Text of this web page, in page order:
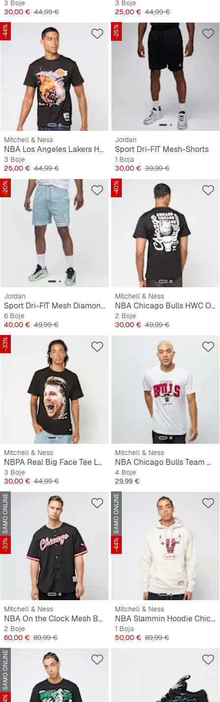
3 Boje
Cijena
30,00 € Originalna cijena
44,99 €
3 Boje
Cijena
25,00 € Originalna cijena
44,99 €
-44%
Mitchell & Ness
NBA Los Angeles Lakers HWC Blaze Graphic Tee
3 Boje
Cijena
25,00 € Originalna cijena
44,99 €
-25%
Jordan
Sport Dri-FIT Mesh-Shorts
1 Boja
Cijena
30,00 € Originalna cijena
39,99 €
-20%
Jordan
Sport Dri-FIT Mesh Diamond Shorts
6 Boje
Cijena
40,00 € Originalna cijena
49,99 €
-40%
Mitchell & Ness
NBA Chicago Bulls HWC Overlap Graphic Tee
2 Boje
Cijena
30,00 € Originalna cijena
49,99 €
-33%
Mitchell & Ness
NBPA Real Big Face Tee Luka Doncic
3 Boje
Cijena
30,00 € Originalna cijena
44,99 €
Mitchell & Ness
NBA Chicago Bulls Team Arch
4 Boje
Cijena
29,99 €
SAMO ONLINE
-33%
Mitchell & Ness
NBA On the Clock Mesh Button Front Vintage Logo Chicago Bulls
2 Boje
Cijena
60,00 € Originalna cijena
89,99 €
SAMO ONLINE
-44%
Mitchell & Ness
NBA Slammin Hoodie Chicago Bulls
1 Boja
Cijena
50,00 € Originalna cijena
89,99 €
SAMO ONLINE